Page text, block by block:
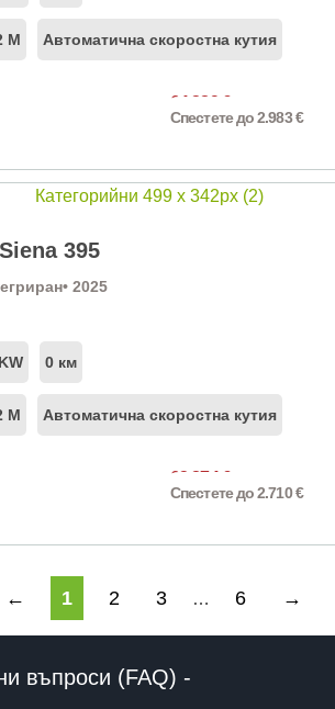
М Автоматична скоростна кутия
64.289 €
Спестете до 2.983 €
395
• 2025
0 км
М Автоматична скоростна кутия
63.874 €
Спестете до 2.710 €
← 1 2 3 … 6 →
въпроси (FAQ) -